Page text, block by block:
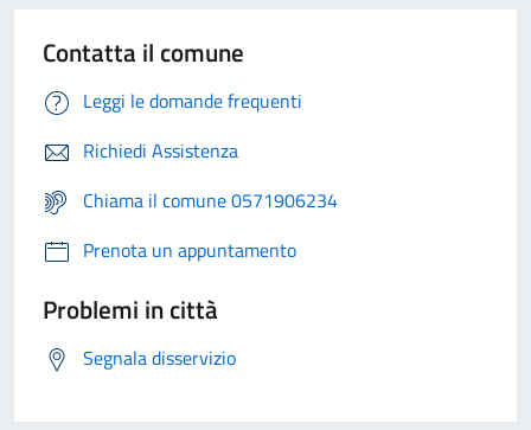
Contatta il comune
Leggi le domande frequenti
Richiedi Assistenza
Chiama il comune 0571906234
Prenota un appuntamento
Problemi in città
Segnala disservizio